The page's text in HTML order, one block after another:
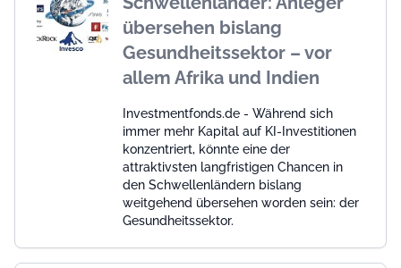
übersehen bislang
Gesundheitssektor – vor
allem Afrika und Indien
Investmentfonds.de - Während sich
immer mehr Kapital auf KI-Investitionen
konzentriert, könnte eine der
attraktivsten langfristigen Chancen in
den Schwellenländern bislang
weitgehend übersehen worden sein: der
Gesundheitssektor.